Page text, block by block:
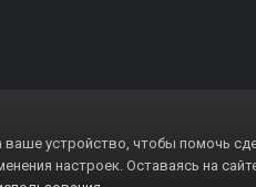
ваше устройство, чтобы помочь
настроек. Оставаясь на